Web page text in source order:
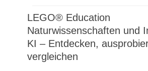
LEGO® Education
Naturwissenschaften und
KI – Entdecken,
vergleichen